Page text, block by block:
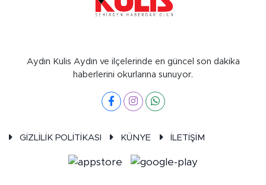
Aydın Kulis Aydın ve ilçelerinde en güncel son dakika
haberlerini okurlarına sunuyor.
GİZLİLİK POLİTİKASI KÜNYE İLETİŞİM